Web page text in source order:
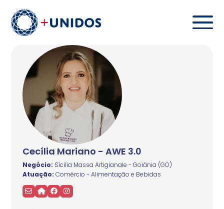
Cecília Mariano - AWE 3.0
Negócio: Sícilia Massa Artigianale - Goiânia (GO)
Atuação: Comércio - Alimentação e Bebidas